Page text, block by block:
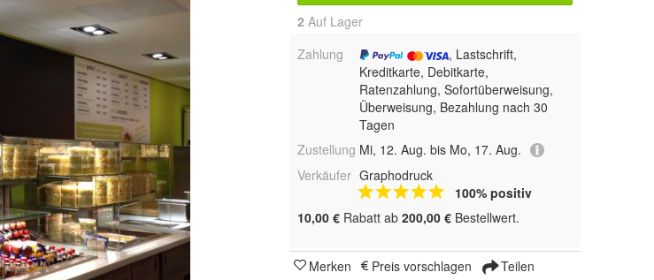
2 Auf Lager
Zahlung
, Lastschrift,
Kreditkarte, Debitkarte,
Ratenzahlung, Sofortüberweisung,
Überweisung, Bezahlung nach 30
Tagen
Zustellung Mi, 12. Aug. bis Mo, 17. Aug.
Verkäufer Graphodruck
100% positiv
10,00 € Rabatt ab 200,00 € Bestellwert.
Merken Preis vorschlagen Teilen